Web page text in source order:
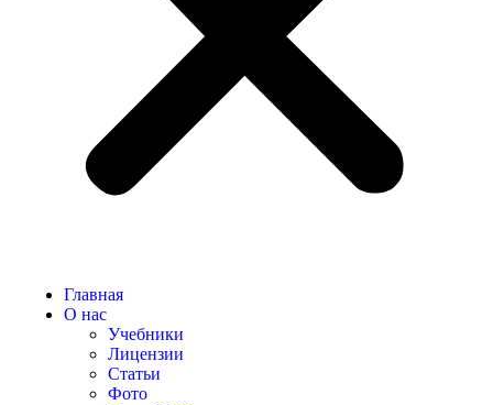
Главная
О нас
Учебники
Лицензии
Статьи
Фото